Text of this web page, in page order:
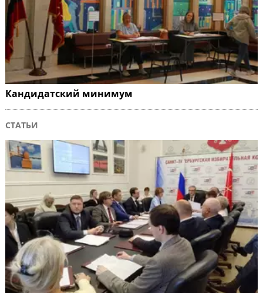
Кандидатский минимум
СТАТЬИ